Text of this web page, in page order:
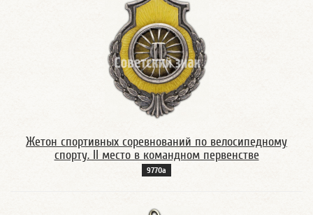
Жетон спортивных соревнований по велосипедному
спорту. II место в командном первенстве
9770а